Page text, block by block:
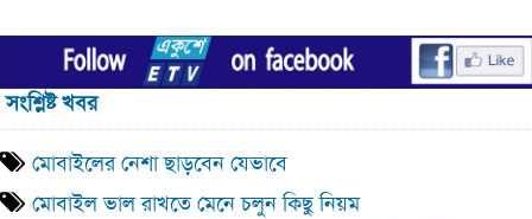
সংশ্লিষ্ট খবর
মোবাইলের নেশা ছাড়বেন যেভাবে
মোবাইল ভাল রাখতে মেনে চলুন কিছু নিয়ম